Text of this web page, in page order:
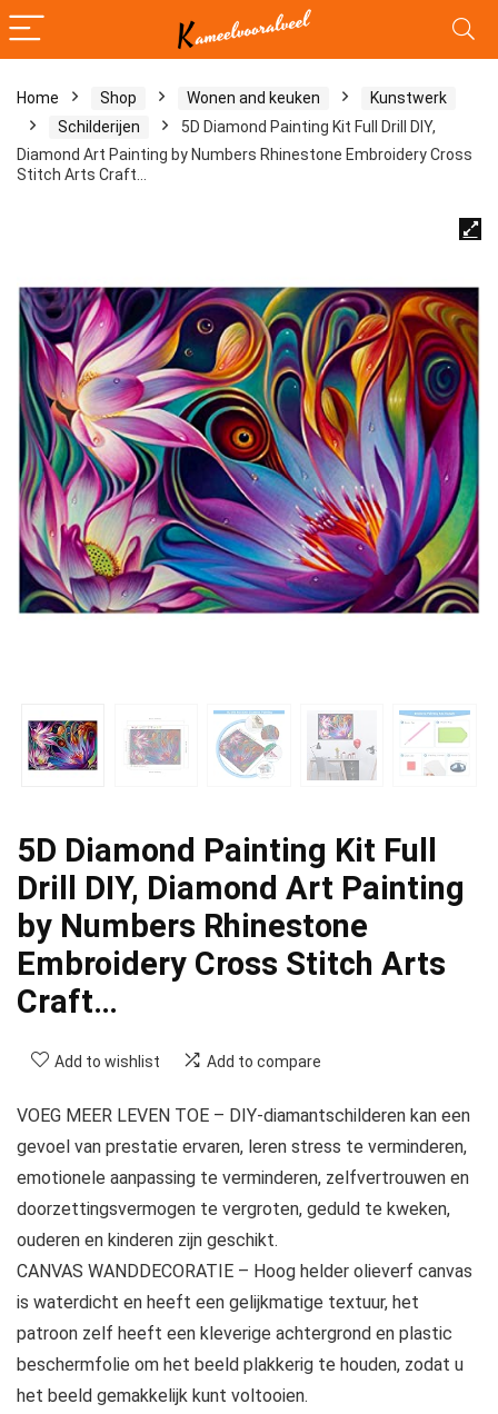
Home Shop Wonen and keuken
Kunstwerk
Schilderijen
5D Diamond Painting Kit Full Drill DIY,
Diamond Art Painting by Numbers Rhinestone Embroidery Cross
Stitch Arts Craft…
5D Diamond Painting Kit Full
Drill DIY, Diamond Art Painting
by Numbers Rhinestone
Embroidery Cross Stitch Arts
Craft…
Add to wishlist Add to compare
VOEG MEER LEVEN TOE – DIY-diamantschilderen kan een
gevoel van prestatie ervaren, leren stress te verminderen,
emotionele aanpassing te verminderen, zelfvertrouwen en
doorzettingsvermogen te vergroten, geduld te kweken,
ouderen en kinderen zijn geschikt.
CANVAS WANDDECORATIE – Hoog helder olieverf canvas
is waterdicht en heeft een gelijkmatige textuur, het
patroon zelf heeft een kleverige achtergrond en plastic
beschermfolie om het beeld plakkerig te houden, zodat u
het beeld gemakkelijk kunt voltooien.